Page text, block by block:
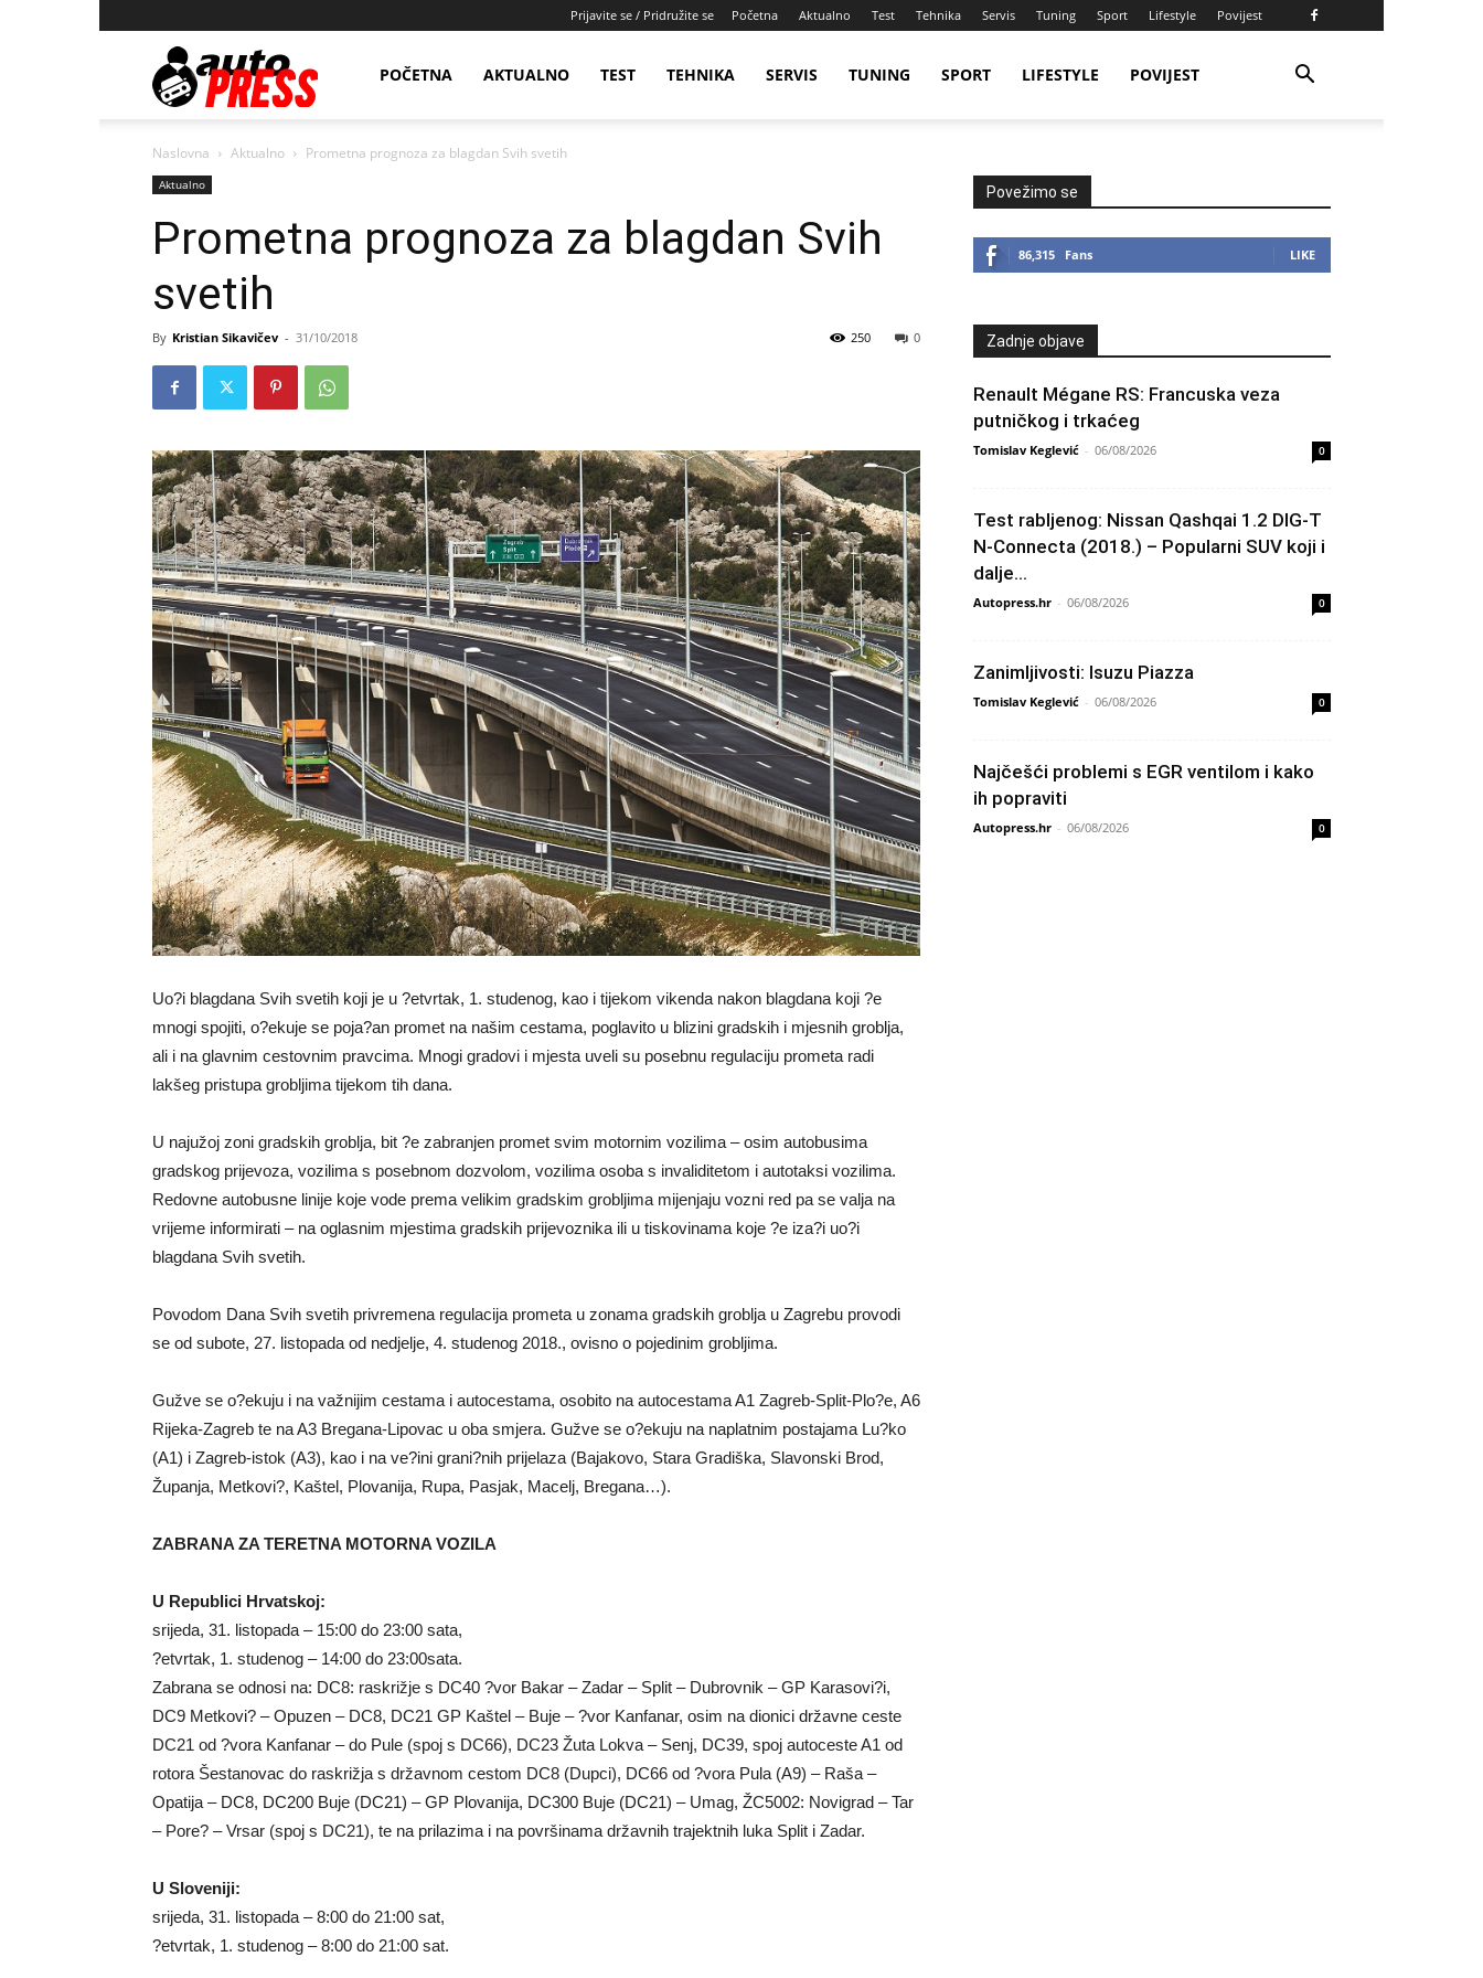
Prijavite se / Pridružite se Početna Aktualno Test Tehnika Servis Tuning Sport Lifestyle Povijest
AutopressHRPOČETNA AKTUALNO TEST TEHNIKA SERVIS TUNING SPORT LIFESTYLE POVIJEST
Naslovna Aktualno Prometna prognoza za blagdan Svih svetih
Aktualno
Prometna prognoza za blagdan Svih
svetih
By Kristian Sikavičev - 31/10/2018 0
250
Uo?i blagdana Svih svetih koji je u ?etvrtak, 1. studenog, kao i tijekom vikenda nakon blagdana koji ?e
mnogi spojiti, o?ekuje se poja?an promet na našim cestama, poglavito u blizini gradskih i mjesnih groblja,
ali i na glavnim cestovnim pravcima. Mnogi gradovi i mjesta uveli su posebnu regulaciju prometa radi
lakšeg pristupa grobljima tijekom tih dana.
U najužoj zoni gradskih groblja, bit ?e zabranjen promet svim motornim vozilima – osim autobusima
gradskog prijevoza, vozilima s posebnom dozvolom, vozilima osoba s invaliditetom i autotaksi vozilima.
Redovne autobusne linije koje vode prema velikim gradskim grobljima mijenjaju vozni red pa se valja na
vrijeme informirati – na oglasnim mjestima gradskih prijevoznika ili u tiskovinama koje ?e iza?i uo?i
blagdana Svih svetih.
Povodom Dana Svih svetih privremena regulacija prometa u zonama gradskih groblja u Zagrebu provodi
se od subote, 27. listopada od nedjelje, 4. studenog 2018., ovisno o pojedinim grobljima.
Gužve se o?ekuju i na važnijim cestama i autocestama, osobito na autocestama A1 Zagreb-Split-Plo?e, A6
Rijeka-Zagreb te na A3 Bregana-Lipovac u oba smjera. Gužve se o?ekuju na naplatnim postajama Lu?ko
(A1) i Zagreb-istok (A3), kao i na ve?ini grani?nih prijelaza (Bajakovo, Stara Gradiška, Slavonski Brod,
Županja, Metkovi?, Kaštel, Plovanija, Rupa, Pasjak, Macelj, Bregana…).
ZABRANA ZA TERETNA MOTORNA VOZILA
U Republici Hrvatskoj:
srijeda, 31. listopada – 15:00 do 23:00 sata,
?etvrtak, 1. studenog – 14:00 do 23:00sata.
Zabrana se odnosi na: DC8: raskrižje s DC40 ?vor Bakar – Zadar – Split – Dubrovnik – GP Karasovi?i,
DC9 Metkovi? – Opuzen – DC8, DC21 GP Kaštel – Buje – ?vor Kanfanar, osim na dionici državne ceste
DC21 od ?vora Kanfanar – do Pule (spoj s DC66), DC23 Žuta Lokva – Senj, DC39, spoj autoceste A1 od
rotora Šestanovac do raskrižja s državnom cestom DC8 (Dupci), DC66 od ?vora Pula (A9) – Raša –
Opatija – DC8, DC200 Buje (DC21) – GP Plovanija, DC300 Buje (DC21) – Umag, ŽC5002: Novigrad – Tar
– Pore? – Vrsar (spoj s DC21), te na prilazima i na površinama državnih trajektnih luka Split i Zadar.
U Sloveniji:
srijeda, 31. listopada – 8:00 do 21:00 sat,
?etvrtak, 1. studenog – 8:00 do 21:00 sat.
Povežimo se
86,315 Fans LIKE
Zadnje objave
Renault Mégane RS: Francuska veza
putničkog i trkaćeg
Tomislav Keglević - 06/08/2026 0
Test rabljenog: Nissan Qashqai 1.2 DIG-T
N-Connecta (2018.) – Popularni SUV koji i
dalje...
Autopress.hr - 06/08/2026 0
Zanimljivosti: Isuzu Piazza
Tomislav Keglević - 06/08/2026 0
Najčešći problemi s EGR ventilom i kako
ih popraviti
Autopress.hr - 06/08/2026 0